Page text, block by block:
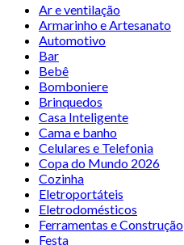
Ar e ventilação
Armarinho e Artesanato
Automotivo
Bar
Bebê
Bomboniere
Brinquedos
Casa Inteligente
Cama e banho
Celulares e Telefonia
Copa do Mundo 2026
Cozinha
Eletroportáteis
Eletrodomésticos
Ferramentas e Construção
Festa